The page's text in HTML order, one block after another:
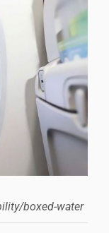
boxed-water